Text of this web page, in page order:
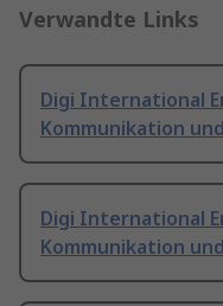
Verwandte Links
Digi International
Kommunikation
Digi International
Kommunikation